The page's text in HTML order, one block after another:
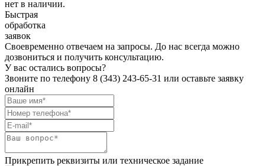
нет в наличии.
Быстрая
обработка
заявок
Своевременно отвечаем на запросы. До нас всегда можно
дозвониться и получить консультацию.
У вас остались вопросы?
Звоните по телефону 8 (343) 243-65-31 или оставьте заявку
онлайн
Прикрепить реквизиты или техническое задание